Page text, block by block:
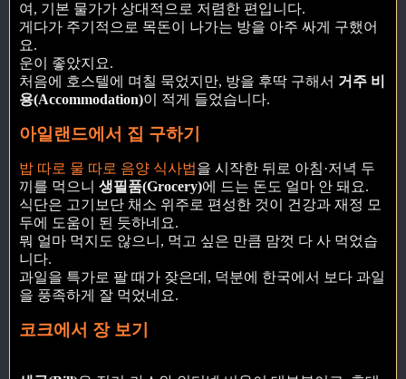
여, 기본 물가가 상대적으로 저렴한 편입니다.
게다가 주기적으로 목돈이 나가는 방을 아주 싸게 구했어
요.
운이 좋았지요.
처음에 호스텔에 며칠 묵었지만, 방을 후딱 구해서 거주 비
용(Accommodation)이 적게 들었습니다.
아일랜드에서 집 구하기
밥 따로 물 따로 음양 식사법을 시작한 뒤로 아침·저녁 두
끼를 먹으니 생필품(Grocery)에 드는 돈도 얼마 안 돼요.
식단은 고기보단 채소 위주로 편성한 것이 건강과 재정 모
두에 도움이 된 듯하네요.
뭐 얼마 먹지도 않으니, 먹고 싶은 만큼 맘껏 다 사 먹었습
니다.
과일을 특가로 팔 때가 잦은데, 덕분에 한국에서 보다 과일
을 풍족하게 잘 먹었네요.
코크에서 장 보기